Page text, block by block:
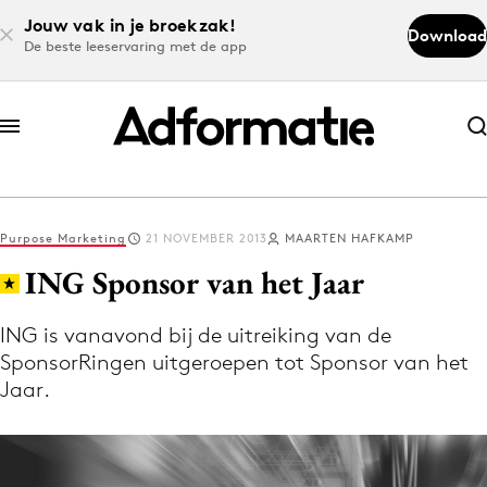
Jouw vak in je broekzak!
De beste leeservaring met de app
Download
Abonneer nu
Abonneer nu
Log in
Download de app
Volg het laatste nieuws via de Adformatie
Purpose Marketing 21 NOVEMBER 2013 MAARTEN HAFKAMP
ING Sponsor van het Jaar
ING is vanavond bij de uitreiking van de
SponsorRingen uitgeroepen tot Sponsor van het
Jaar.